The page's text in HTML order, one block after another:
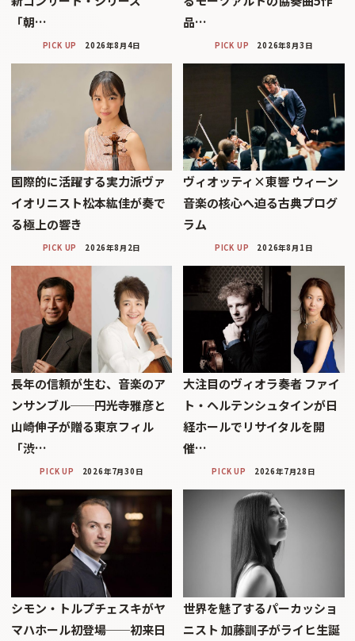
「朝…
PICK UP 2026年8月4日
品…
PICK UP 2026年8月3日
国際的に活躍する実力派ヴァ
イオリニスト松本紘佳が奏で
る極上の響き
PICK UP 2026年8月2日
ヴィオッティ×東響 ウィーン
音楽の核心へ迫る古典プログ
ラム
PICK UP 2026年8月1日
長年の信頼が生む、音楽のア
ンサンブル──円光寺雅彦と
山崎伸子が贈る東京フィル
「渋…
PICK UP 2026年7月30日
大注目のヴィオラ奏者 ファイ
ト・ヘルテンシュタインが日
経ホールでリサイタルを開
催…
PICK UP 2026年7月28日
シモン・トルプチェスキがヤ
マハホール初登場──初来日
世界を魅了するパーカッショ
ニスト 加藤訓子がライヒ生誕